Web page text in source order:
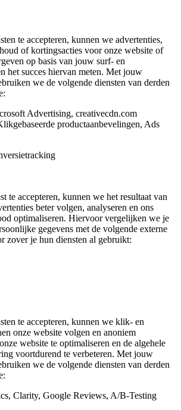
te accepteren, kunnen we advertenties,
of kortingsacties voor onze website of
op basis van jouw surf- en
het succes hiervan meten. Met jouw
we de volgende diensten van derden
Advertising, creativecdn.com
productaanbevelingen, Ads
te accepteren, kunnen we het resultaat van
beter volgen, analyseren en ons
optimaliseren. Hiervoor vergelijken we je
gegevens met de volgende externe
zover je hun diensten al gebruikt:
te accepteren, kunnen we klik- en
onze website volgen en anoniem
website te optimaliseren en de algehele
voortdurend te verbeteren. Met jouw
we de volgende diensten van derden
Clarity, Google Reviews, A/B-Testing